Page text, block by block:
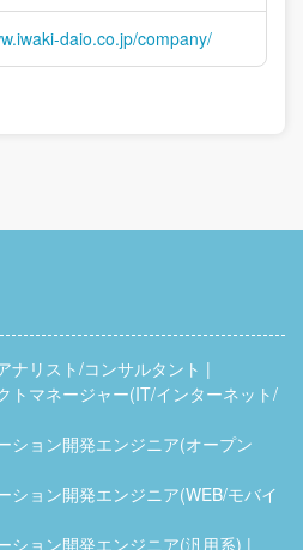
daio.co.jp/company/
ナリスト/コンサルタント
トマネージャー(IT/インターネット/
ション開発エンジニア(オープン
ション開発エンジニア(WEB/モバイ
ション開発エンジニア(汎用系)